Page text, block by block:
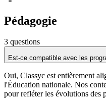
Pédagogie
3 questions
Est-ce compatible avec les
Oui, Classyc est entièrement
l'Éducation nationale. Nos
pour refléter les évolutions des